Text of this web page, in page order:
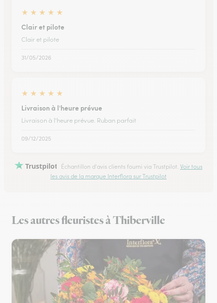
★ ★ ★ ★ ★
Clair et pilote
Clair et pilote
31/05/2026
★ ★ ★ ★ ★
Livraison à l'heure prévue
Livraison à l'heure prévue. Ruban parfait
09/12/2025
Trustpilot Échantillon d'avis clients fourni via Trustpilot. Voir tous
les avis de la marque Interflora sur Trustpilot
Les autres fleuristes à Thiberville